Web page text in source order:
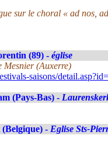
sur le choral « ad nos,
(89) - église
Mesnier (Auxerre)
saisons/
(Pays-Bas) -
- Eglise Sts-